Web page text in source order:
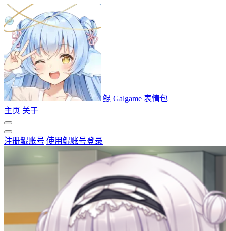
鲲 Galgame 表情包
主页 关于
注册鲲账号 使用鲲账号登录